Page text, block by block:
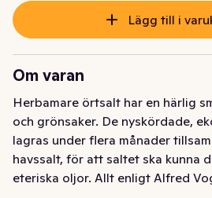
Lägg till i
Om varan
Herbamare örtsalt har en härlig
och grönsaker. De nyskördade,
lagras under flera månader
havssalt, för att saltet ska kunna
eteriska oljor. Allt enligt Alfred